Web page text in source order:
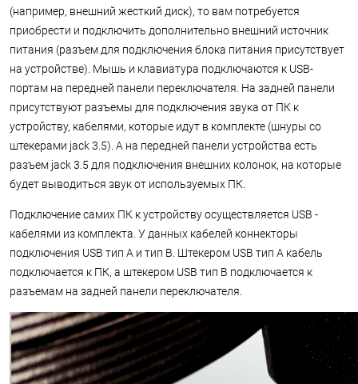
(например, внешний жесткий диск), то вам потребуется
приобрести и подключить дополнительно внешний источник
питания (разъем для подключения блока питания присутствует
на устройстве). Мышь и клавиатура подключаются к USB-
портам на передней панели переключателя. На задней панели
присутствуют разъемы для подключения звука от ПК к
устройству, кабелями, которые идут в комплекте (шнуры со
штекерами jack 3.5). А на передней панели устройства есть
разъем jack 3.5 для подключения внешних колонок, на которые
будет выводиться звук от используемых ПК.
Подключение самих ПК к устройству осуществляется USB -
кабелями из комплекта. У данных кабелей коннекторы
подключения USB тип А и тип В. Штекером USB тип А кабель
подключается к ПК, а штекером USB тип В подключается к
разъемам на задней панели переключателя.